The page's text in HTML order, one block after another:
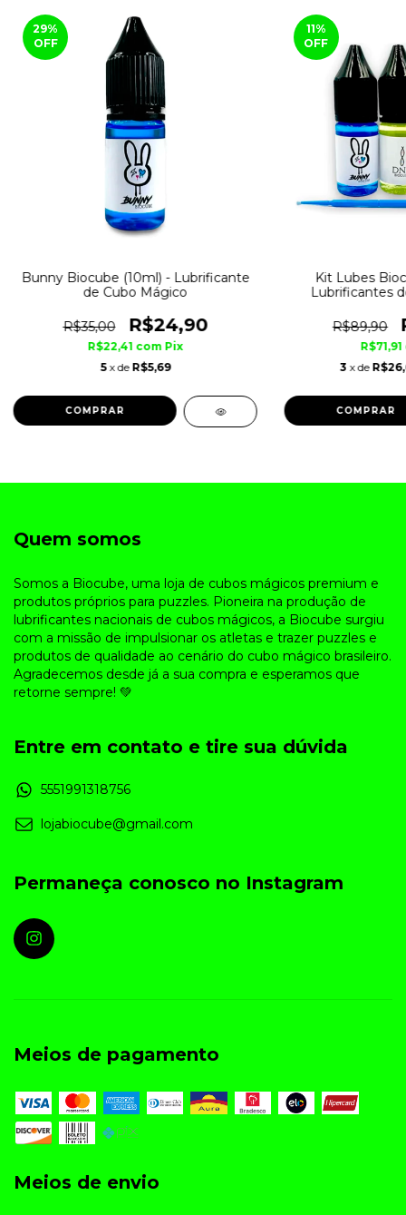
29%
OFF
Bunny Biocube (10ml) - Lubrificante
de Cubo Mágico
R$35,00 R$24,90
R$22,41 com Pix
5 x de R$5,69
11%
OFF
Kit Lubes
Lubrificantes
R$89,90
R$71,91
3 x de
Quem somos
Somos a Biocube, uma loja de cubos mágicos premium e
produtos próprios para puzzles. Pioneira na produção de
lubrificantes nacionais de cubos mágicos, a Biocube surgiu
com a missão de impulsionar os atletas e trazer puzzles e
produtos de qualidade ao cenário do cubo mágico brasileiro.
Agradecemos desde já a sua compra e esperamos que
retorne sempre! 💚
Entre em contato e tire sua dúvida
5551991318756
lojabiocube@gmail.com
Permaneça conosco no Instagram
Meios de pagamento
Meios de envio